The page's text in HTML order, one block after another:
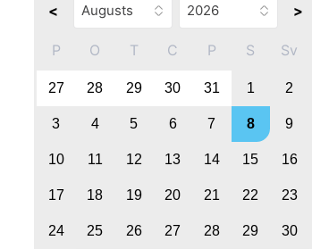
< >
P O T C P S Sv
27 28 29 30 31 1 2
3 4 5 6 7 8 9
10 11 12 13 14 15 16
17 18 19 20 21 22 23
24 25 26 27 28 29 30